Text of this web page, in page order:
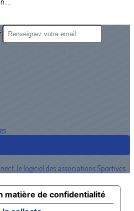
le logiciel des associations Sportives
matière de confidentialité